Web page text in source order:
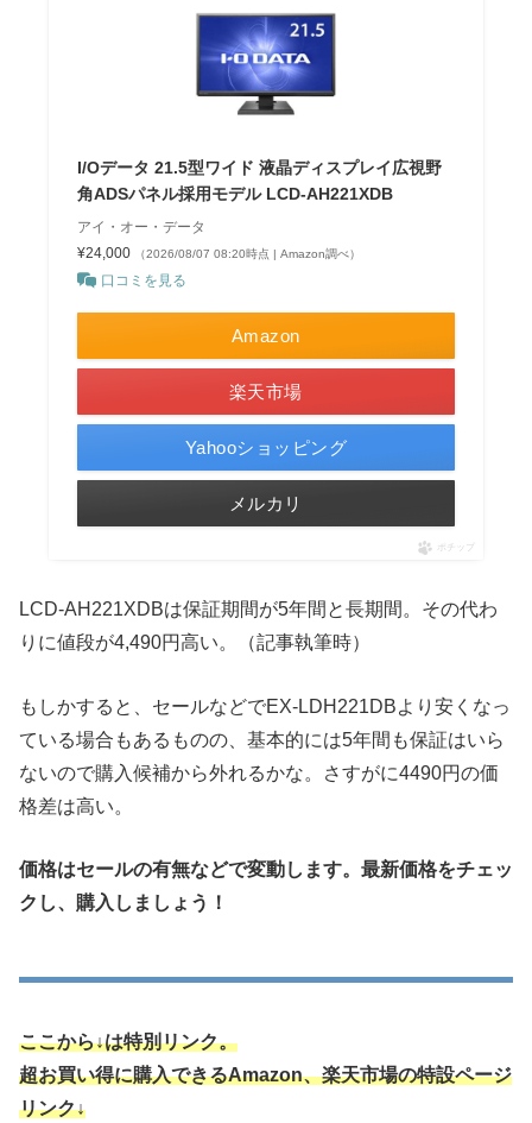
I/Oデータ 21.5型ワイド 液晶ディスプレイ広視野
角ADSパネル採用モデル LCD-AH221XDB
アイ・オー・データ
¥24,000
（2026/08/07 08:20時点 | Amazon調べ）
口コミを見る
Amazon
楽天市場
Yahooショッピング
メルカリ
ポチップ
LCD-AH221XDBは保証期間が5年間と長期間。その代わ
りに値段が4,490円高い。（記事執筆時）
もしかすると、セールなどでEX-LDH221DBより安くなっ
ている場合もあるものの、基本的には5年間も保証はいら
ないので購入候補から外れるかな。さすがに4490円の価
格差は高い。
価格はセールの有無などで変動します。最新価格をチェッ
クし、購入しましょう！
ここから↓は特別リンク。
超お買い得に購入できるAmazon、楽天市場の特設ページ
リンク↓